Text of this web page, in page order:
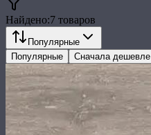
Найдено:7 товаров
Популярные
Популярные
Сначала дешевле